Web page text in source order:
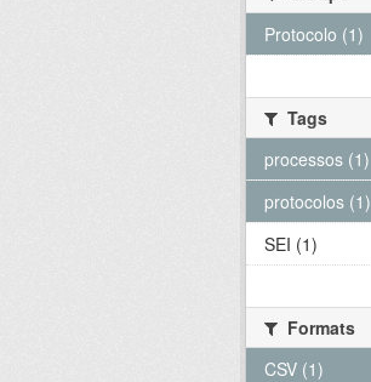
Protocolo (1)
Tags
processos (1)
protocolos (1)
SEI (1)
Formats
CSV (1)